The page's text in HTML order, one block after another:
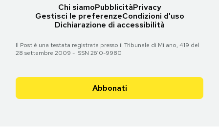
Chi siamoPubblicitàPrivacy
Gestisci le preferenzeCondizioni d'uso
Dichiarazione di accessibilità
Il Post è una testata registrata presso il Tribunale di Milano, 419 del
28 settembre 2009 - ISSN 2610-9980
Abbonati